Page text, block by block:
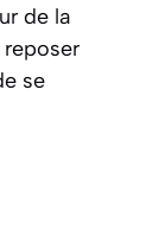
de la
se